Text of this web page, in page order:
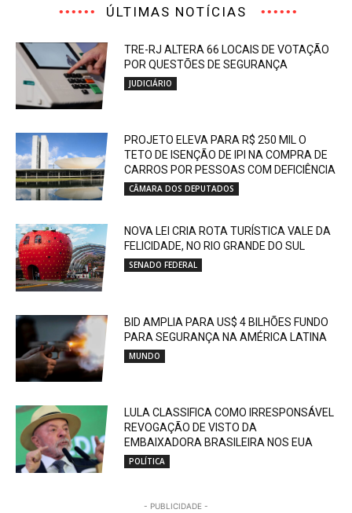
ÚLTIMAS NOTÍCIAS
TRE-RJ ALTERA 66 LOCAIS DE VOTAÇÃO
POR QUESTÕES DE SEGURANÇA
JUDICIÁRIO
PROJETO ELEVA PARA R$ 250 MIL O
TETO DE ISENÇÃO DE IPI NA COMPRA DE
CARROS POR PESSOAS COM DEFICIÊNCIA
CÂMARA DOS DEPUTADOS
NOVA LEI CRIA ROTA TURÍSTICA VALE DA
FELICIDADE, NO RIO GRANDE DO SUL
SENADO FEDERAL
BID AMPLIA PARA US$ 4 BILHÕES FUNDO
PARA SEGURANÇA NA AMÉRICA LATINA
MUNDO
LULA CLASSIFICA COMO IRRESPONSÁVEL
REVOGAÇÃO DE VISTO DA
EMBAIXADORA BRASILEIRA NOS EUA
POLÍTICA
- PUBLICIDADE -